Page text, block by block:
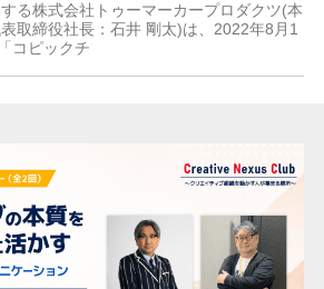
る株式会社トゥーマーカープロダクツ(本
取締役社長：石井 剛太)は、2022年8月1
コピックチ